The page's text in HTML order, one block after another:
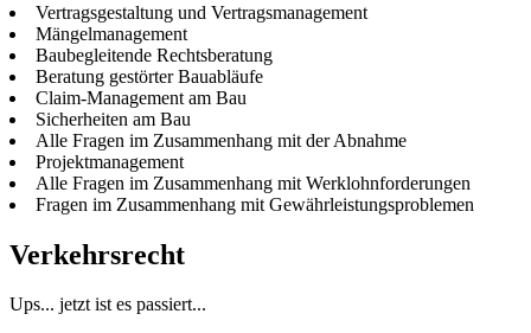
Vertragsgestaltung und Vertragsmanagement
Mängelmanagement
Baubegleitende Rechtsberatung
Beratung ge­stör­ter Bau­ab­läufe
Claim-Management am Bau
Sicherheiten am Bau
Alle Fra­gen im Zu­sam­men­hang mit der Abnahme
Projektmanagement
Alle Fra­gen im Zu­sam­men­hang mit Werklohnforderungen
Fragen im Zu­sam­men­hang mit Gewährleistungsproblemen
Verkehrsrecht
Ups... jetzt ist es passiert...